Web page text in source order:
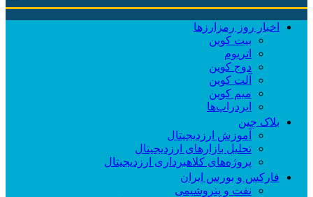
اخبار روز رمزارزها
بیت کوین
اتریوم
دوج کوین
آلت کوین
میم کوین‌
ایردراپ‌ها
بلاک چین
آموزش ارزدیجیتال
تحلیل بازارهای ارزدیجیتال
پروژه‌های کلاهبرداری ارزدیجیتال
فارکس و بورس ایران
نفت و پتروشیمی